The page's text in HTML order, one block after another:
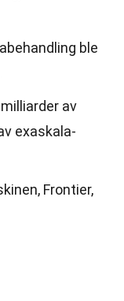
ble
av
exaskala-
Frontier,